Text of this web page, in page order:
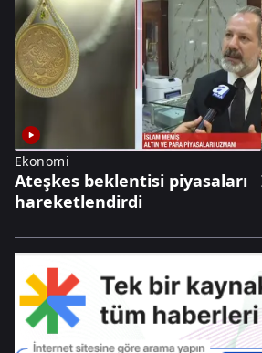
Ekonomi
Ateşkes beklentisi piyasaları
hareketlendirdi